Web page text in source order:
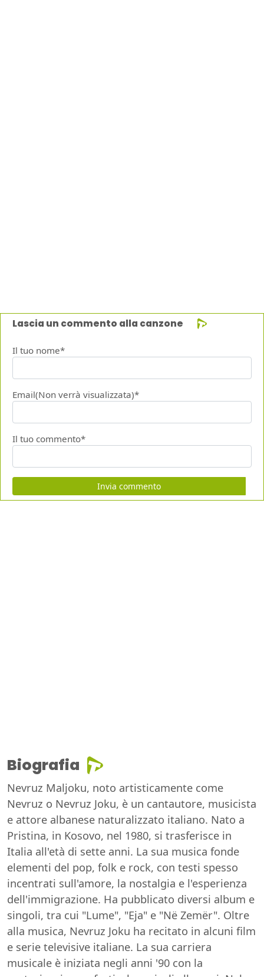
Lascia un commento alla canzone
Il tuo nome*
Email(Non verrà visualizzata)*
Il tuo commento*
Invia commento
Biografia
Nevruz Maljoku, noto artisticamente come
Nevruz o Nevruz Joku, è un cantautore, musicista
e attore albanese naturalizzato italiano. Nato a
Pristina, in Kosovo, nel 1980, si trasferisce in
Italia all'età di sette anni. La sua musica fonde
elementi del pop, folk e rock, con testi spesso
incentrati sull'amore, la nostalgia e l'esperienza
dell'immigrazione. Ha pubblicato diversi album e
singoli, tra cui "Lume", "Eja" e "Në Zemër". Oltre
alla musica, Nevruz Joku ha recitato in alcuni film
e serie televisive italiane. La sua carriera
musicale è iniziata negli anni '90 con la